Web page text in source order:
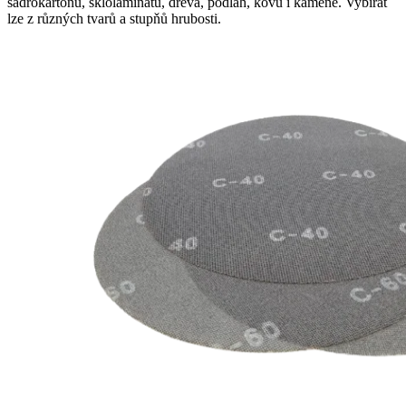
lze z různých tvarů a stupňů hrubosti.